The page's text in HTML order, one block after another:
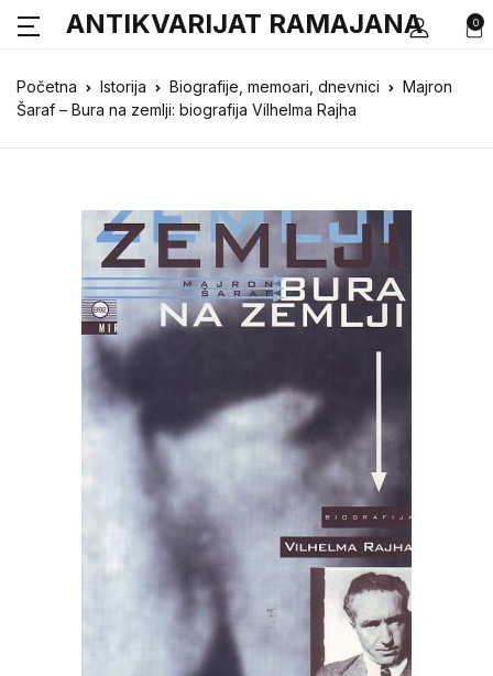
0
ANTIKVARIJAT RAMAJANA
Početna Istorija Biografije, memoari, dnevnici
Majron
Šaraf – Bura na zemlji: biografija Vilhelma Rajha